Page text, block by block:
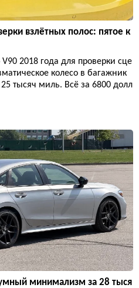
взлётных полос: пятое к
2018 года для проверки сце
колесо в багажник
тысяч миль. Всё за 6800 долл
минимализм за 28 тыся